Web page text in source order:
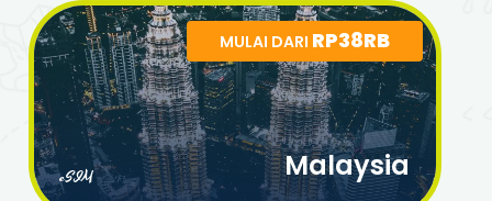
MULAI DARI RP38RB
eSIM Malaysia